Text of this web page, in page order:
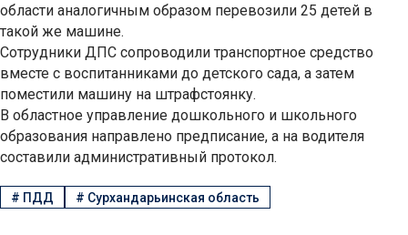
области аналогичным образом перевозили 25 детей в
такой же машине.
Сотрудники ДПС сопроводили транспортное средство
вместе с воспитанниками до детского сада, а затем
поместили машину на штрафстоянку.
В областное управление дошкольного и школьного
образования направлено предписание, а на водителя
составили административный протокол.
# ПДД # Сурхандарьинская область